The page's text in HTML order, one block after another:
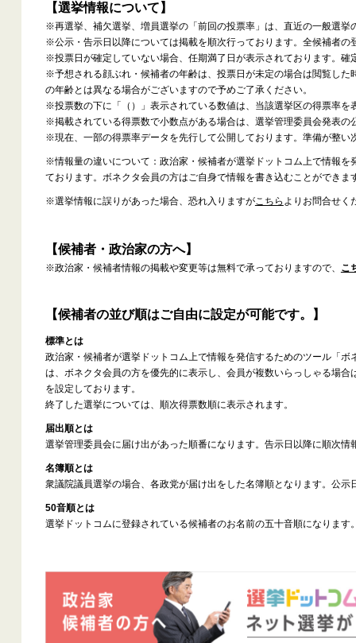
【選挙情報について】
※再選挙、補欠選挙、増員選挙の「前回の投票率」は、直近の一般選挙
※公示・告示日以降については掲載を順次行っております。全候補者の
※投票日が確定していない場合、任期満了日が表示されております。確
※予想される顔ぶれ・候補者の年齢は、投票日が未定の場合は閲覧し
の年齢とは異なる場合がございますので予めご了承ください。
※投票数の下に「（）」表示されている数値は、当該選挙区の得票率を
※掲載されている得票数で小数点がある場合は、選挙管理委員会発表の
※現在、一部の得票率データを先行して公開しております。準備が整い
※情報量の違いについて：政治家・候補者が選挙ドットコム上で情報を
ております。ボネクタ会員の方はご自身で情報を書き込むことができま
※選挙情報に誤りがあった場合、恐れ入りますがこちら よりお問合せく
【候補者・政治家の方へ】
※政治家・候補者情報の掲載や変更等は無料で承っておりますので、 こ
【候補者の並び順はご自由に設定が可能です。】
標準とは
政治家・候補者が選挙ドットコム上で情報を発信するためのツール「
は、ボネクタ会員の方を優先的に表示し、会員が複数いらっしゃる場
を設定しております。
終了した選挙については、順次得票数順に表示されます。
届出順とは
選挙管理委員会に届け出があった順番になります。告示日以降に順次情
名簿順とは
衆議院議員選挙の場合、各政党が届け出をした名簿順となります。公示
50音順とは
選挙ドットコムに登録されている候補者のお名前の五十音順になります。